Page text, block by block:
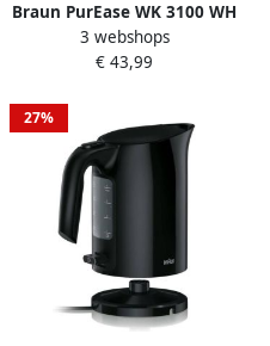
Braun PurEase WK 3100 WH
Waterkoker Wit
3 webshops
€ 43,99
27%